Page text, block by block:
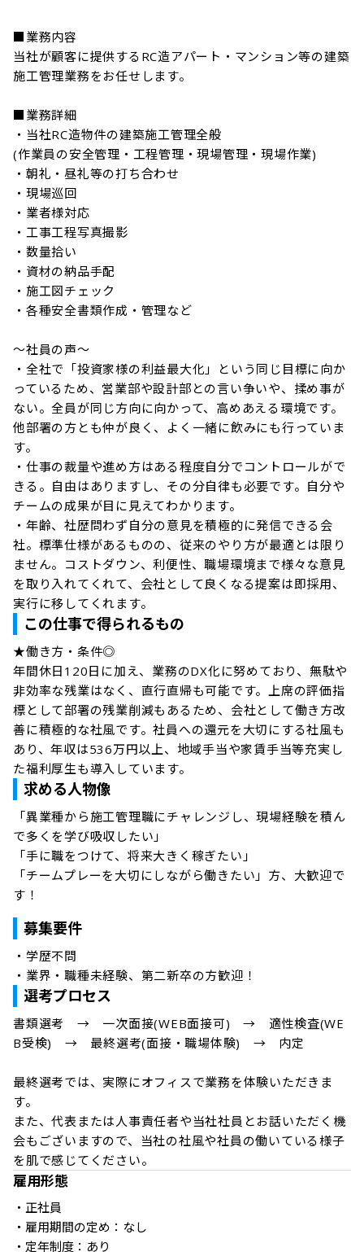
■業務内容
当社が顧客に提供するRC造アパート・マンション等の建築
施工管理業務をお任せします。
■業務詳細
・当社RC造物件の建築施工管理全般
(作業員の安全管理・工程管理・現場管理・現場作業)
・朝礼・昼礼等の打ち合わせ
・現場巡回
・業者様対応
・工事工程写真撮影
・数量拾い
・資材の納品手配
・施工図チェック
・各種安全書類作成・管理など
～社員の声～
・全社で「投資家様の利益最大化」という同じ目標に向か
っているため、営業部や設計部との言い争いや、揉め事が
ない。全員が同じ方向に向かって、高めあえる環境です。
他部署の方とも仲が良く、よく一緒に飲みにも行っていま
す。
・仕事の裁量や進め方はある程度自分でコントロールがで
きる。自由はありますし、その分自律も必要です。自分や
チームの成果が目に見えてわかります。
・年齢、社歴問わず自分の意見を積極的に発信できる会
社。標準仕様があるものの、従来のやり方が最適とは限り
ません。コストダウン、利便性、職場環境まで様々な意見
を取り入れてくれて、会社として良くなる提案は即採用、
実行に移してくれます。
この仕事で得られるもの
★働き方・条件◎
年間休日120日に加え、業務のDX化に努めており、無駄や
非効率な残業はなく、直行直帰も可能です。上席の評価指
標として部署の残業削減もあるため、会社として働き方改
善に積極的な社風です。社員への還元を大切にする社風も
あり、年収は536万円以上、地域手当や家賃手当等充実し
た福利厚生も導入しています。
求める人物像
「異業種から施工管理職にチャレンジし、現場経験を積ん
で多くを学び吸収したい」
「手に職をつけて、将来大きく稼ぎたい」
「チームプレーを大切にしながら働きたい」方、大歓迎で
す！
募集要件
・学歴不問
・業界・職種未経験、第二新卒の方歓迎！
選考プロセス
書類選考　→　一次面接(WEB面接可)　→　適性検査(WE
B受検)　→　最終選考(面接・職場体験)　→　内定
最終選考では、実際にオフィスで業務を体験いただきま
す。
また、代表または人事責任者や当社社員とお話いただく機
会もございますので、当社の社風や社員の働いている様子
を肌で感じてください。
雇用形態
・正社員
・雇用期間の定め：なし
・定年制度：あり